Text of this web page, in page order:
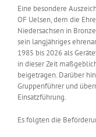
Eine besondere
OF Uelsen, dem die
Niedersachsen in
sein langjähriges
1985 bis 2026 als
in dieser Zeit
beigetragen. Darüber
Gruppenführer und
Einsatzführung.
Es folgten die